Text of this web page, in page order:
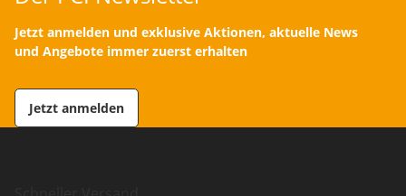
Jetzt anmelden und exklusive Aktionen, aktuelle News
und Angebote immer zuerst erhalten
Jetzt anmelden